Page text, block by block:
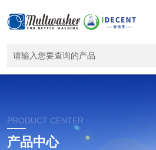
PRODUCT CENTER
产品中心